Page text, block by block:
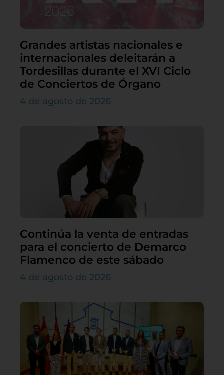
Grandes artistas nacionales e
internacionales deleitarán a
Tordesillas durante el XVI Ciclo
de Conciertos de Órgano
4 de agosto de 2026
Continúa la venta de entradas
para el concierto de Demarco
Flamenco de este sábado
4 de agosto de 2026